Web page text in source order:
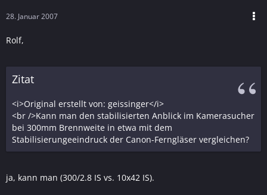
28. Januar 2007
Rolf,
Zitat
<i>Original erstellt von: geissinger</i>
<br />Kann man den stabilisierten Anblick im Kamerasucher
bei 300mm Brennweite in etwa mit dem
Stabilisierungeeindruck der Canon-Ferngläser vergleichen?
ja, kann man (300/2.8 IS vs. 10x42 IS).